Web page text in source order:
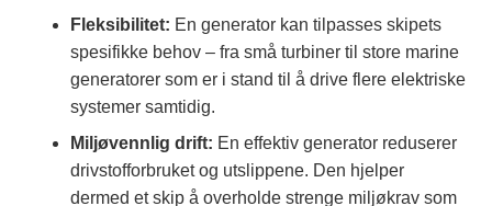
Fleksibilitet: En generator kan tilpasses skipets
spesifikke behov – fra små turbiner til store marine
generatorer som er i stand til å drive flere elektriske
systemer samtidig.
Miljøvennlig drift: En effektiv generator reduserer
drivstofforbruket og utslippene. Den hjelper
dermed et skip å overholde strenge miljøkrav som